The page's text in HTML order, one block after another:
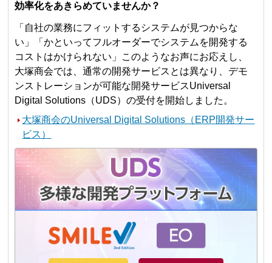
効率化をあきらめていませんか？
「自社の業務にフィットするシステムが見つからな
い」「かといってフルオーダーでシステムを開発する
コストはかけられない」このようなお声にお応えし、
大塚商会では、通常の開発サービスとは異なり、デモ
ンストレーションが可能な開発サービスUniversal
Digital Solutions（UDS）の受付を開始しました。
大塚商会のUniversal Digital Solutions（ERP開発サー
ビス）